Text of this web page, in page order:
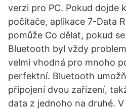
verzi pro PC. Pokud dojde
počítače, aplikace 7-Data
pomůže Co dělat, pokud
Bluetooth byl vždy
velmi vhodná pro mnoho
perfektní. Bluetooth
připojení dvou zařízení,
data z jednoho na druhé.